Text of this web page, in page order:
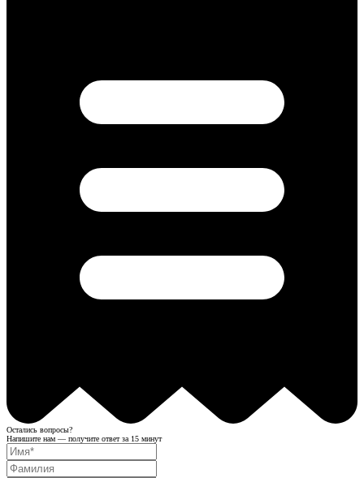
Остались вопросы?
Напишите нам — получите ответ за 15 минут